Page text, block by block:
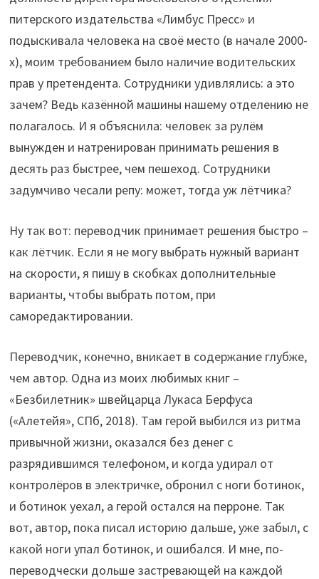
питерского издательства «Лимбус Пресс» и
подыскивала человека на своё место (в начале 2000-
х), моим требованием было наличие водительских
прав у претендента. Сотрудники удивлялись: а это
зачем? Ведь казённой машины нашему отделению не
полагалось. И я объяснила: человек за рулём
вынужден и натренирован принимать решения в
десять раз быстрее, чем пешеход. Сотрудники
задумчиво чесали репу: может, тогда уж лётчика?
Ну так вот: переводчик принимает решения быстро –
как лётчик. Если я не могу выбрать нужный вариант
на скорости, я пишу в скобках дополнительные
варианты, чтобы выбрать потом, при
саморедактировании.
Переводчик, конечно, вникает в содержание глубже,
чем автор. Одна из моих любимых книг –
«Безбилетник» швейцарца Лукаса Берфуса
(«Алетейя», СПб, 2018). Там герой выбился из ритма
привычной жизни, оказался без денег с
разрядившимся телефоном, и когда удирал от
контролёров в электричке, обронил с ноги ботинок,
и ботинок уехал, а герой остался на перроне. Так
вот, автор, пока писал историю дальше, уже забыл, с
какой ноги упал ботинок, и ошибался. И мне, по-
переводчески дольше застревающей на каждой